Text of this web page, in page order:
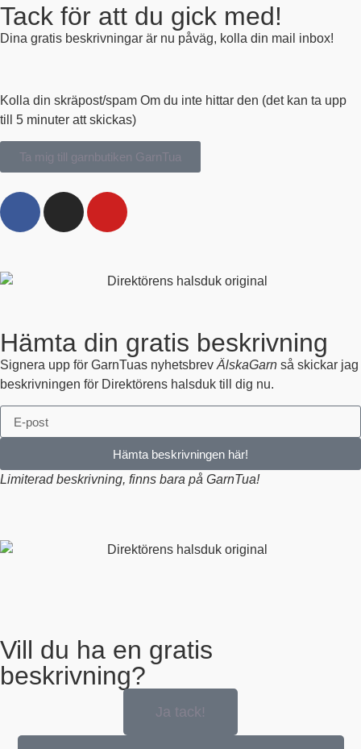
Tack för att du gick med!
Dina gratis beskrivningar är nu påväg, kolla din mail inbox!
Kolla din skräpost/spam Om du inte hittar den (det kan ta upp
till 5 minuter att skickas)
Ta mig till garnbutiken GarnTua
Hämta din gratis beskrivning
Signera upp för GarnTuas nyhetsbrev ÄlskaGarn så skickar jag
beskrivningen för Direktörens halsduk till dig nu.
Hämta beskrivningen här!
Limiterad beskrivning, finns bara på GarnTua!
Vill du ha en gratis
beskrivning?
Ja tack!